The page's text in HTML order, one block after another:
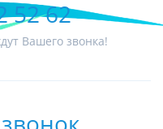
52 62
Вашего звонка!